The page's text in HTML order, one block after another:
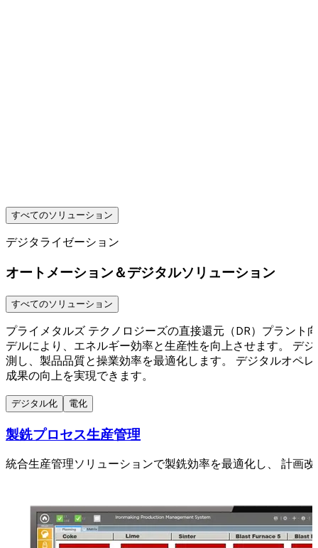
すべてのソリューション
デジタライゼーション
オートメーション＆デジタルソリューション
すべてのソリューション
プライメタルズ テクノロジーズの直接還元（DR）プラン
デルにより、エネルギー効率と生産性を向上させます。 デ
測し、製品品質と操業効率を最適化します。 デジタルオペ
成果の向上を実現できます。
デジタル化 電化
製銑プロセス生産管理
統合生産管理ソリューションで製銑効率を最適化し、 計画